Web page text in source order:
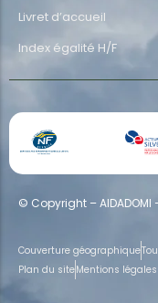
Livret d’accueil
Index égalité H/F
© Copyright – AIDADOMI
Couverture géographique
Plan du siteMentions légales